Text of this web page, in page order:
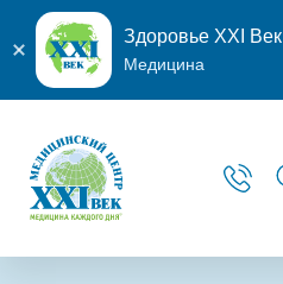
Здоровье XXI Век
Медицина